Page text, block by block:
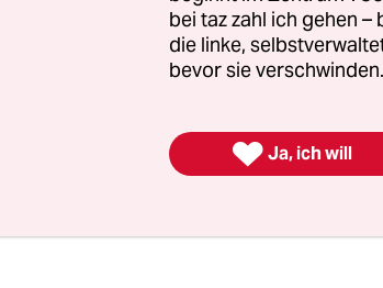
Das Gesetzespaket wird er aus
den kommenden Tagen
um automatische Kürzungen in
Sozialprogrammen wie
bei taz zahl ich gehen
die linke,
bevor sie
 Ja, ich will